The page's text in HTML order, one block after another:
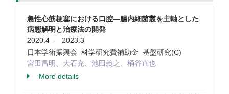
急性心筋梗塞における口腔―腸内細菌叢を主軸とした
病態解明と治療法の開発
2020.4
-
2023.3
日本学術振興会 科学研究費補助金 基盤研究(C)
宮田昌明、大石充、池田義之、桶谷直也
More details